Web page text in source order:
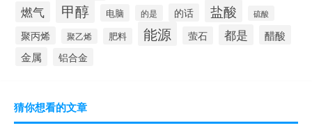
燃气 甲醇 电脑 的是 的话 盐酸 硫酸
聚丙烯 聚乙烯 肥料 能源 萤石 都是 醋酸
金属 铝合金
猜你想看的文章